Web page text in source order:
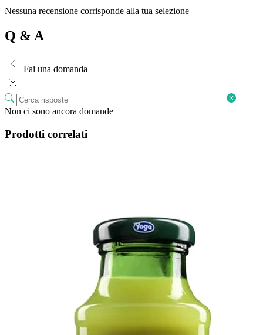
Nessuna recensione corrisponde alla tua selezione
Q & A
Fai una domanda
Non ci sono ancora domande
Prodotti correlati